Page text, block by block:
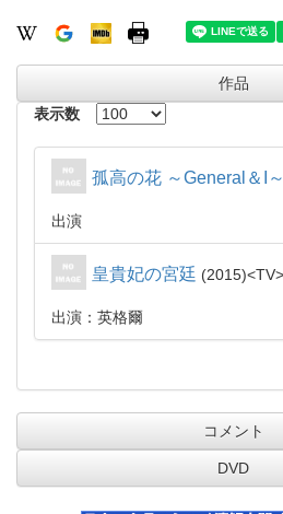
作品
表示数
孤高の花 ～General＆I～
出演
皇貴妃の宮廷 2015 TV
出演：英格爾
コメント
DVD